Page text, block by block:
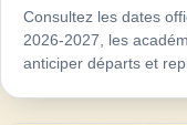
Consultez les dates
2026-2027, les
anticiper départs et